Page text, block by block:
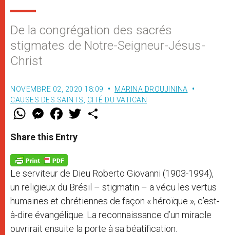
De la congrégation des sacrés
stigmates de Notre-Seigneur-Jésus-
Christ
NOVEMBRE 02, 2020 18:09
MARINA DROUJININA
CAUSES DES SAINTS, CITÉ DU VATICAN
W
t
s
p
p
M
e
s
e
g
e
r
F
a
e
b
o
k
w
Share this Entry
Le serviteur de Dieu Roberto Giovanni (1903-1994),
un religieux du Brésil – stigmatin – a vécu les vertus
humaines et chrétiennes de façon « héroïque », c’est-
à-dire évangélique. La reconnaissance d’un miracle
ouvrirait ensuite la porte à sa béatification.